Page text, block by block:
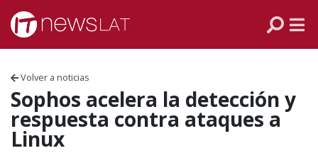
Skip to content
Volver a noticias
Sophos acelera la detección y
respuesta contra ataques a
Linux
VENEZUELA
ECUADOR